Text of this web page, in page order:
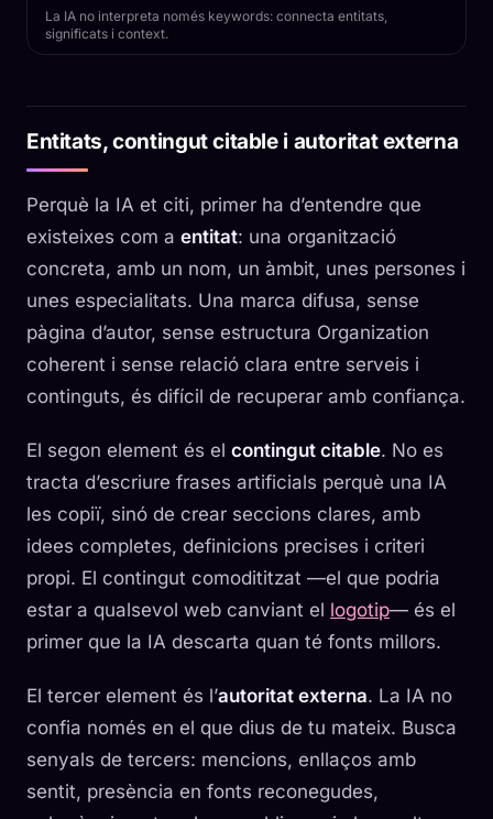
La IA no interpreta només keywords: connecta entitats,
significats i context.
Entitats, contingut citable i autoritat externa
Perquè la IA et citi, primer ha d’entendre que
existeixes com a entitat: una organització
concreta, amb un nom, un àmbit, unes persones i
unes especialitats. Una marca difusa, sense
pàgina d’autor, sense estructura Organization
coherent i sense relació clara entre serveis i
continguts, és difícil de recuperar amb confiança.
El segon element és el contingut citable. No es
tracta d’escriure frases artificials perquè una IA
les copiï, sinó de crear seccions clares, amb
idees completes, definicions precises i criteri
propi. El contingut comodititzat —el que podria
estar a qualsevol web canviant el logotip— és el
primer que la IA descarta quan té fonts millors.
El tercer element és l’autoritat externa. La IA no
confia només en el que dius de tu mateix. Busca
senyals de tercers: mencions, enllaços amb
sentit, presència en fonts reconegudes,